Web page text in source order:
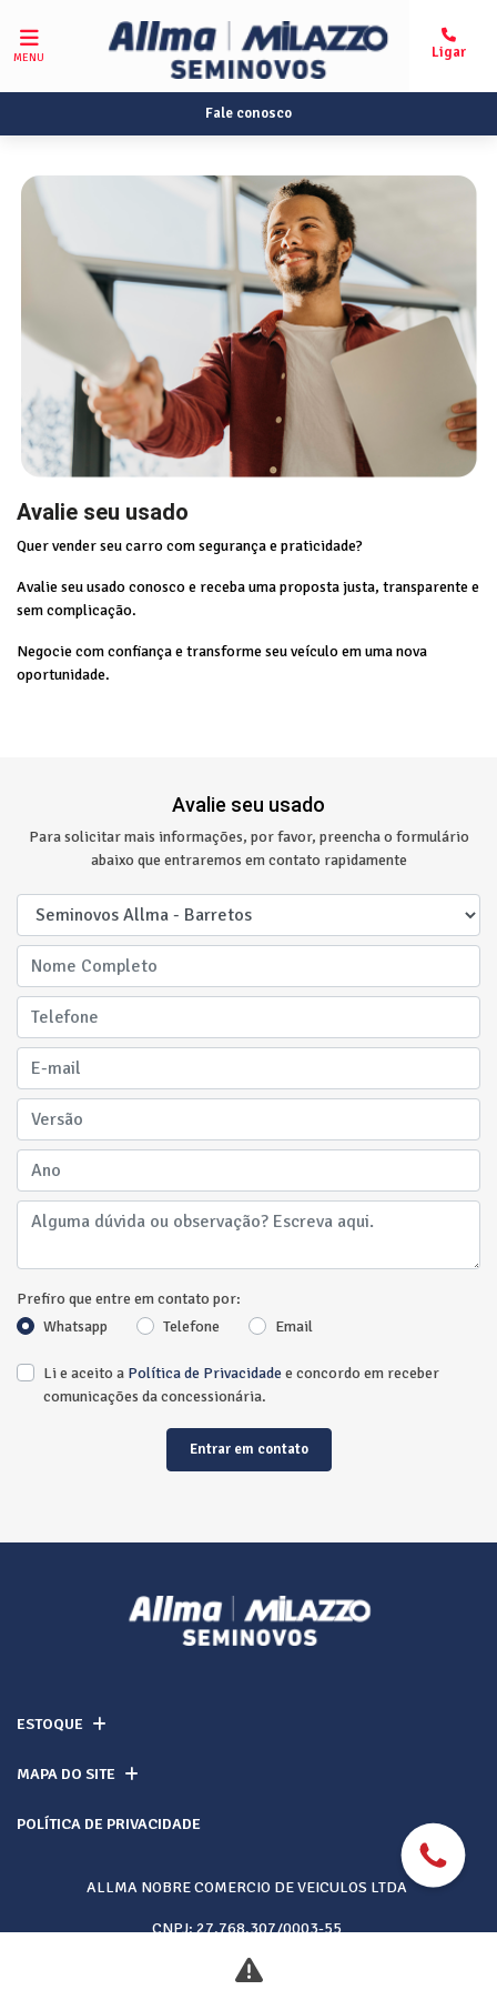
MENU
Fale conosco
Avalie seu usado
Quer vender seu carro com segurança e praticidade?
Avalie seu usado conosco e receba uma proposta justa, transparente e
sem complicação.
Negocie com confiança e transforme seu veículo em uma nova
oportunidade.
Avalie seu usado
Para solicitar mais informações, por favor, preencha o formulário
abaixo que entraremos em contato rapidamente
Prefiro que entre em contato por:
Whatsapp
Telefone Email
Li e aceito a Política de Privacidade e concordo em receber
comunicações da concessionária.
Entrar em contato
ESTOQUE
MAPA DO SITE
POLÍTICA DE PRIVACIDADE
ALLMA NOBRE COMERCIO DE VEICULOS LTDA
CNPJ: 27.768.307/0003-55